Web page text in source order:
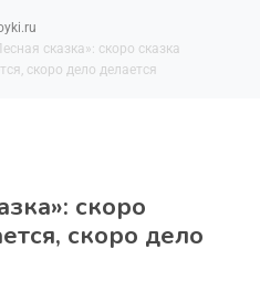
сказка»: скоро сказка
скоро дело делается
скоро
скоро дело